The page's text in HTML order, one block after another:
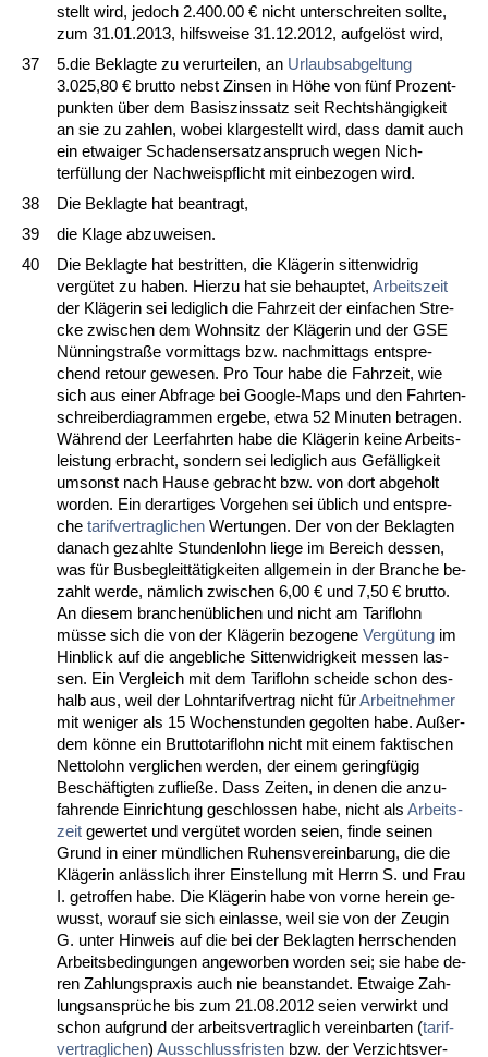
stellt wird, je­doch 2.400.00 € nicht un­ter­schrei­ten soll­te,
zum 31.01.2013, hilfs­wei­se 31.12.2012, auf­gelöst wird,
37
5.die Be­klag­te zu ver­ur­tei­len, an Ur­laubs­ab­gel­tung
3.025,80 € brut­to nebst Zin­sen in Höhe von fünf Pro­zent­
punk­ten über dem Ba­sis­zins­satz seit Rechtshängig­keit
an sie zu zah­len, wo­bei klar­ge­stellt wird, dass da­mit auch
ein et­wai­ger Scha­dens­er­satz­an­spruch we­gen Nich­
terfüllung der Nach­weis­pflicht mit ein­be­zo­gen wird.
38
Die Be­klag­te hat be­an­tragt,
39
die Kla­ge ab­zu­wei­sen.
40
Die Be­klag­te hat be­strit­ten, die Kläge­rin sit­ten­wid­rig
vergütet zu ha­ben. Hier­zu hat sie be­haup­tet, Ar­beits­zeit
der Kläge­rin sei le­dig­lich die Fahr­zeit der ein­fa­chen Stre­
cke zwi­schen dem Wohn­sitz der Kläge­rin und der GSE
Nünnings­traße vor­mit­tags bzw. nach­mit­tags ent­spre­
chend re­tour ge­we­sen. Pro Tour ha­be die Fahr­zeit, wie
sich aus ei­ner Ab­fra­ge bei Goog­le-Maps und den Fahr­ten­
schrei­ber­dia­gram­men er­ge­be, et­wa 52 Mi­nu­ten be­tra­gen.
Während der Leer­fahr­ten ha­be die Kläge­rin kei­ne Ar­beits­
leis­tung er­bracht, son­dern sei le­dig­lich aus Gefällig­keit
um­sonst nach Hau­se ge­bracht bzw. von dort ab­ge­holt
wor­den. Ein der­ar­ti­ges Vor­ge­hen sei üblich und ent­spre­
che ta­rif­ver­trag­li­chen Wer­tun­gen. Der von der Be­klag­ten
da­nach ge­zahl­te St­un­den­lohn lie­ge im Be­reich des­sen,
was für Bus­be­gleittätig­kei­ten all­ge­mein in der Bran­che be­
zahlt wer­de, nämlich zwi­schen 6,00 € und 7,50 € brut­to.
An die­sem bran­chenübli­chen und nicht am Ta­rif­lohn
müsse sich die von der Kläge­rin be­zo­ge­ne Vergütung im
Hin­blick auf die an­geb­li­che Sit­ten­wid­rig­keit mes­sen las­
sen. Ein Ver­gleich mit dem Ta­rif­lohn schei­de schon des­
halb aus, weil der Lohn­ta­rif­ver­trag nicht fürAr­beit­neh­mer
mit we­ni­ger als 15 Wo­chen­stun­den ge­gol­ten ha­be. Außer­
dem könne ein Brut­to­ta­rif­lohn nicht mit ei­nem fak­ti­schen
Net­to­lohn ver­gli­chen wer­den, der ei­nem ge­ringfügig
Beschäftig­ten zu­fließe. Dass Zei­ten, in de­nen die an­zu­
fah­ren­de Ein­rich­tung ge­schlos­sen ha­be, nicht als Ar­beits­
zeit ge­wer­tet und vergütet wor­den sei­en, fin­de sei­nen
Grund in ei­ner münd­li­chen Ru­hens­ver­ein­ba­rung, die die
Kläge­rin anläss­lich ih­rer Ein­stel­lung mit Herrn S. und Frau
I. ge­trof­fen ha­be. Die Kläge­rin ha­be von vor­ne her­ein ge­
wusst, wor­auf sie sich ein­las­se, weil sie von der Zeu­gin
G. un­ter Hin­weis auf die bei der Be­klag­ten herr­schen­den
Ar­beits­be­din­gun­gen an­ge­wor­ben wor­den sei; sie ha­be de­
ren Zah­lungs­pra­xis auch nie be­an­stan­det. Et­wai­ge Zah­
lungs­ansprüche bis zum 21.08.2012 sei­en ver­wirkt und
schon auf­grund der ar­beits­ver­trag­lich ver­ein­bar­ten (ta­rif­
ver­trag­li­chen) Aus­schluss­fris­ten bzw. der Ver­zichts­ver­